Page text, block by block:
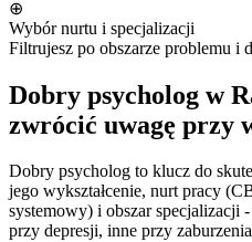
⊕
Wybór nurtu i specjalizacji
Filtrujesz po obszarze problemu i
Dobry psycholog w
zwrócić uwagę przy
Dobry psycholog to klucz do
jego wykształcenie, nurt pracy
systemowy) i obszar specjalizacji
przy depresji, inne przy